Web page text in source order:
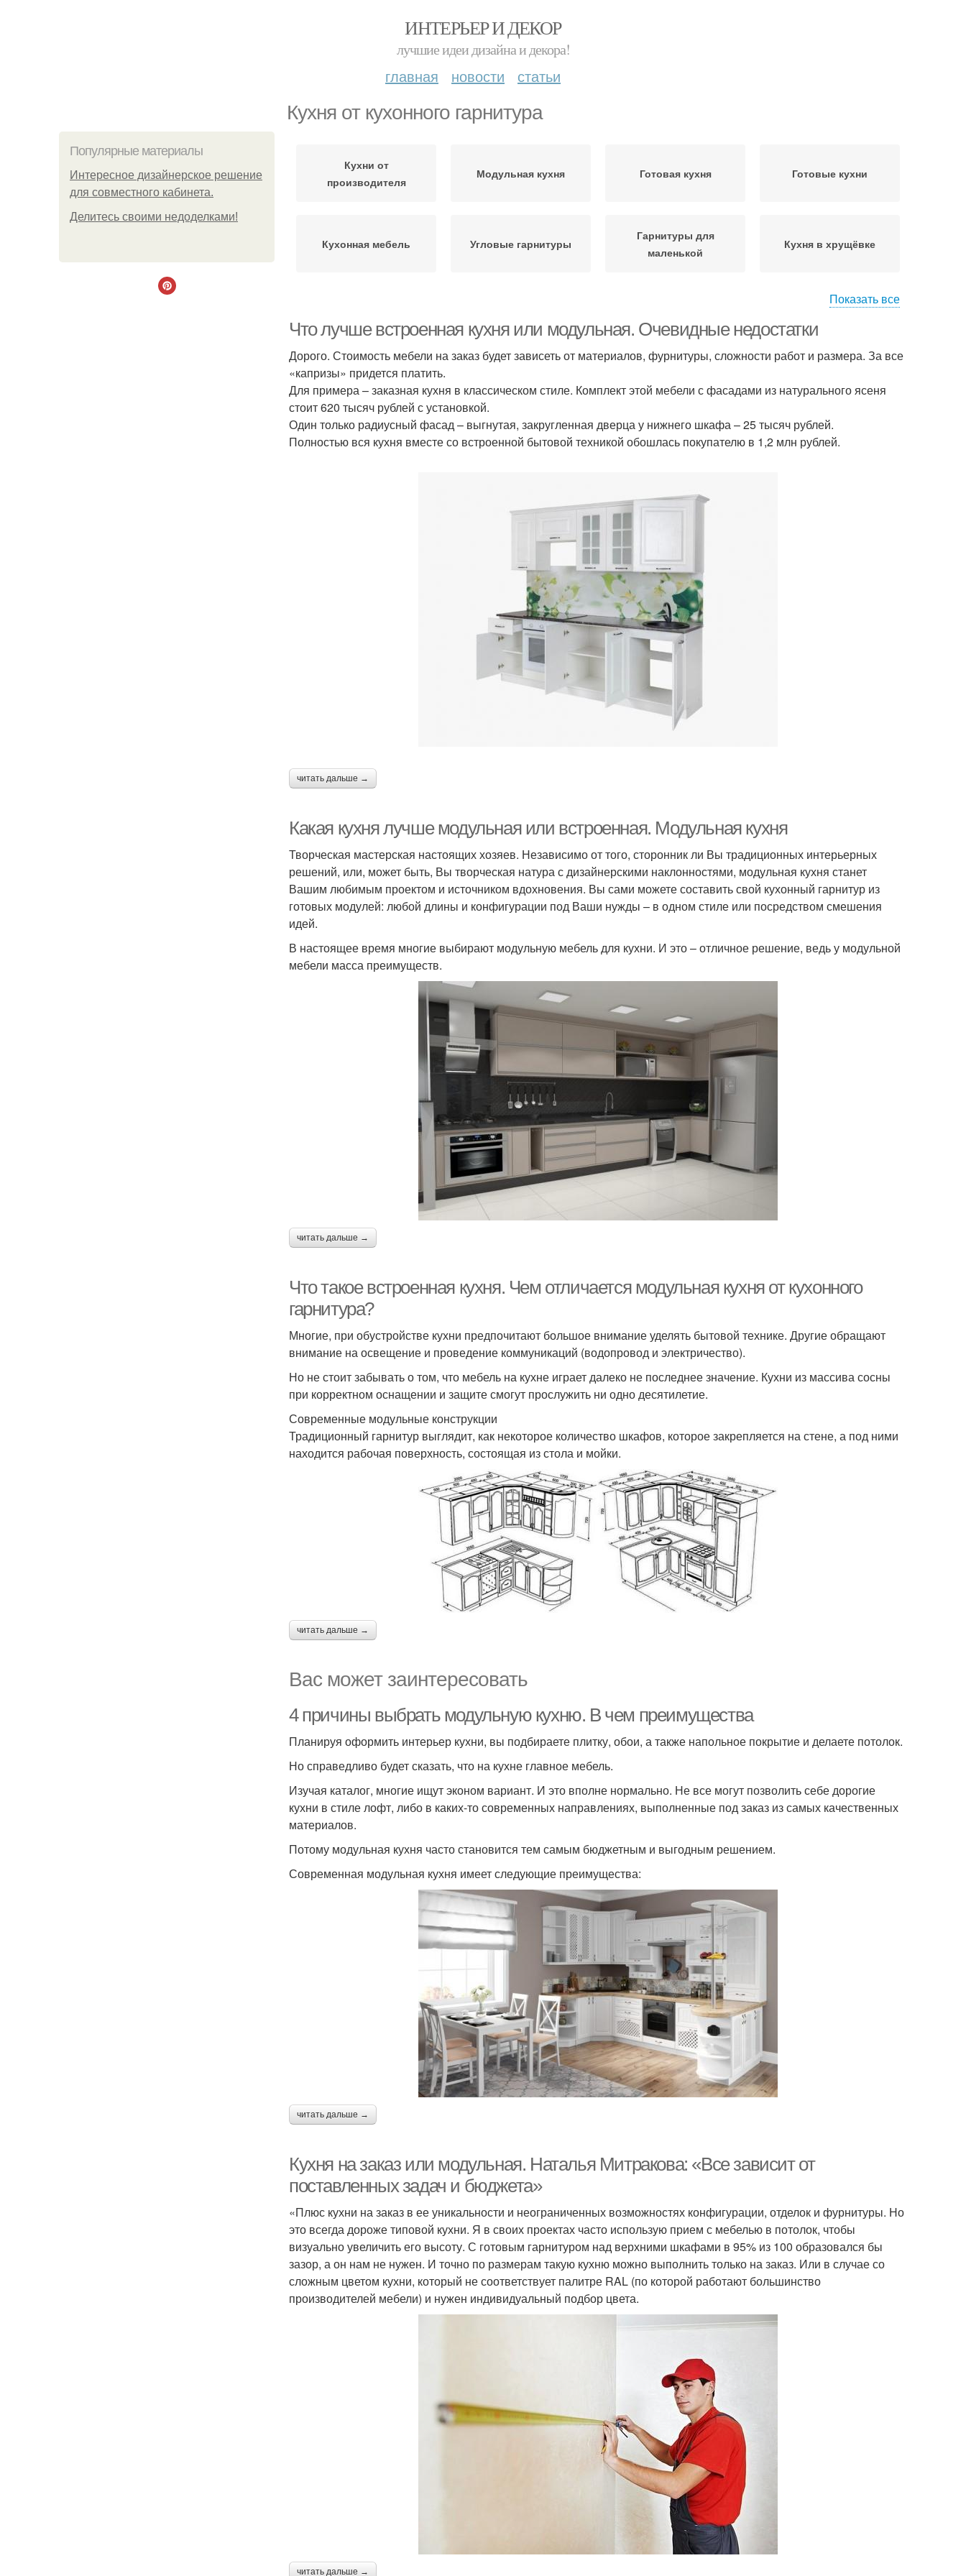
ИНТЕРЬЕР И ДЕКОР
лучшие идеи дизайна и декора!
главная новости статьи
Кухня от кухонного гарнитура
Популярные материалы
Интересное дизайнерское решение
для совместного кабинета.
Делитесь своими недоделками!
Кухни от
производителя
Модульная кухня Готовая кухня Готовые кухни
Кухонная мебель Угловые гарнитуры
Гарнитуры для
маленькой
Кухня в хрущёвке
Показать все
Что лучше встроенная кухня или модульная. Очевидные недостатки
Дорого. Стоимость мебели на заказ будет зависеть от материалов, фурнитуры, сложности работ и размера. За все
«капризы» придется платить.
Для примера – заказная кухня в классическом стиле. Комплект этой мебели с фасадами из натурального ясеня
стоит 620 тысяч рублей с установкой.
Один только радиусный фасад – выгнутая, закругленная дверца у нижнего шкафа – 25 тысяч рублей.
Полностью вся кухня вместе со встроенной бытовой техникой обошлась покупателю в 1,2 млн рублей.
читать дальше →
Какая кухня лучше модульная или встроенная. Модульная кухня
Творческая мастерская настоящих хозяев. Независимо от того, сторонник ли Вы традиционных интерьерных
решений, или, может быть, Вы творческая натура с дизайнерскими наклонностями, модульная кухня станет
Вашим любимым проектом и источником вдохновения. Вы сами можете составить свой кухонный гарнитур из
готовых модулей: любой длины и конфигурации под Ваши нужды – в одном стиле или посредством смешения
идей.
В настоящее время многие выбирают модульную мебель для кухни. И это – отличное решение, ведь у модульной
мебели масса преимуществ.
читать дальше →
Что такое встроенная кухня. Чем отличается модульная кухня от кухонного
гарнитура?
Многие, при обустройстве кухни предпочитают большое внимание уделять бытовой технике. Другие обращают
внимание на освещение и проведение коммуникаций (водопровод и электричество).
Но не стоит забывать о том, что мебель на кухне играет далеко не последнее значение. Кухни из массива сосны
при корректном оснащении и защите смогут прослужить ни одно десятилетие.
Современные модульные конструкции
Традиционный гарнитур выглядит, как некоторое количество шкафов, которое закрепляется на стене, а под ними
находится рабочая поверхность, состоящая из стола и мойки.
читать дальше →
Вас может заинтересовать
4 причины выбрать модульную кухню. В чем преимущества
Планируя оформить интерьер кухни, вы подбираете плитку, обои, а также напольное покрытие и делаете потолок.
Но справедливо будет сказать, что на кухне главное мебель.
Изучая каталог, многие ищут эконом вариант. И это вполне нормально. Не все могут позволить себе дорогие
кухни в стиле лофт, либо в каких-то современных направлениях, выполненные под заказ из самых качественных
материалов.
Потому модульная кухня часто становится тем самым бюджетным и выгодным решением.
Современная модульная кухня имеет следующие преимущества:
читать дальше →
Кухня на заказ или модульная. Наталья Митракова: «Все зависит от
поставленных задач и бюджета»
«Плюс кухни на заказ в ее уникальности и неограниченных возможностях конфигурации, отделок и фурнитуры. Но
это всегда дороже типовой кухни. Я в своих проектах часто использую прием с мебелью в потолок, чтобы
визуально увеличить его высоту. С готовым гарнитуром над верхними шкафами в 95% из 100 образовался бы
зазор, а он нам не нужен. И точно по размерам такую кухню можно выполнить только на заказ. Или в случае со
сложным цветом кухни, который не соответствует палитре RAL (по которой работают большинство
производителей мебели) и нужен индивидуальный подбор цвета.
читать дальше →